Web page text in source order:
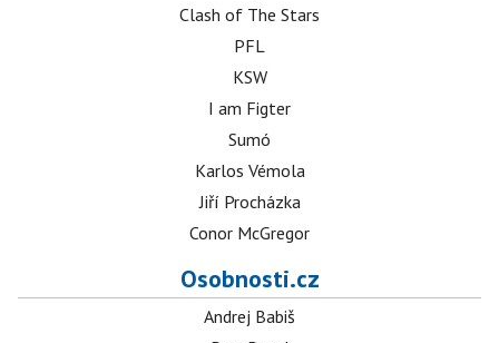
Clash of The Stars
PFL
KSW
I am Figter
Sumó
Karlos Vémola
Jiří Procházka
Conor McGregor
Osobnosti.cz
Andrej Babiš